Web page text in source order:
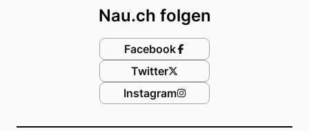
Nau.ch folgen
Facebook
Twitter
Instagram